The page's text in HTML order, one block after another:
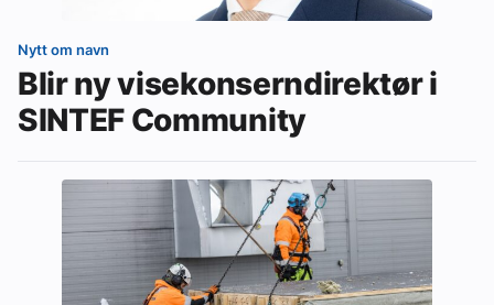
Nytt om navn
Blir ny visekonserndirektør i
SINTEF Community